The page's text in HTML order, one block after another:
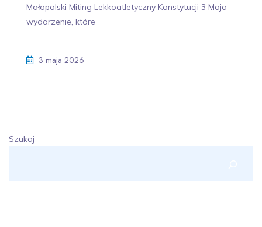
Małopolski Miting Lekkoatletyczny Konstytucji 3 Maja –
wydarzenie, które
3 maja 2026
Szukaj